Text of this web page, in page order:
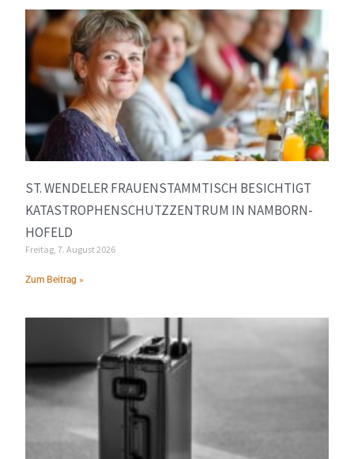
ST. WENDELER FRAUENSTAMMTISCH BESICHTIGT
KATASTROPHENSCHUTZZENTRUM IN NAMBORN-
HOFELD
Freitag, 7. August 2026
Zum Beitrag »